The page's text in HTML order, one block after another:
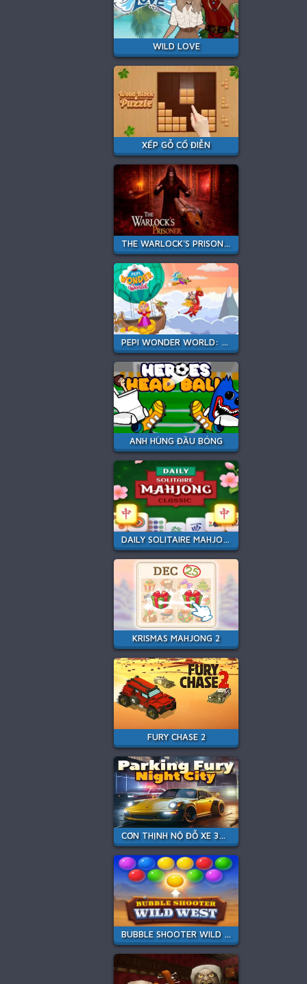
WILD LOVE
XẾP GỖ CỔ ĐIỄN
THE WARLOCK'S PRISONER
PEPI WONDER WORLD: MAGIC ISLE!
ANH HÙNG ĐẦU BÓNG
DAILY SOLITAIRE MAHJONG CLASSIC
KRISMAS MAHJONG 2
FURY CHASE 2
CƠN THỊNH NỘ ĐỖ XE 3D: THÀNH PHỐ ĐÊM
BUBBLE SHOOTER WILD WEST